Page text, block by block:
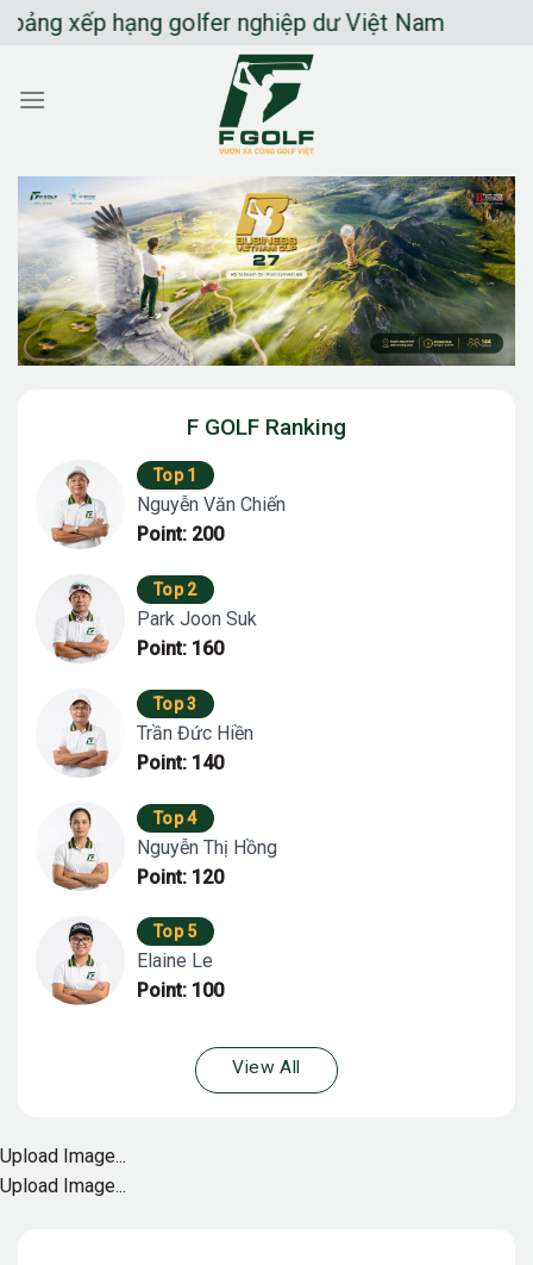
Chuyển
dung
xếp hạng golfer nghiệp dư Việt Nam
F GOLF Ranking
Top 1
Nguyễn Văn Chiến
Point: 200
Top 2
Park Joon Suk
Point: 160
Top 3
Trần Đức Hiền
Point: 140
Top 4
Nguyễn Thị Hồng
Point: 120
Top 5
Elaine Le
Point: 100
View All
Upload Image...
Upload Image...